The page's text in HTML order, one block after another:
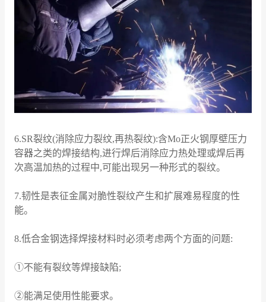
6.SR裂纹(消除应力裂纹,再热裂纹):含Mo正火钢厚壁压力
容器之类的焊接结构,进行焊后消除应力热处理或焊后再
次高温加热的过程中,可能出现另一种形式的裂纹。
7.韧性是表征金属对脆性裂纹产生和扩展难易程度的性
能。
8.低合金钢选择焊接材料时必须考虑两个方面的问题:
①不能有裂纹等焊接缺陷;
②能满足使用性能要求。